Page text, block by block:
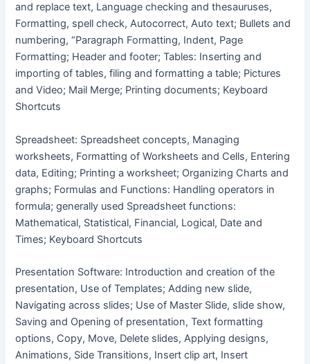
and replace text, Language checking and thesauruses,
Formatting, spell check, Autocorrect, Auto text; Bullets and
numbering, “Paragraph Formatting, Indent, Page
Formatting; Header and footer; Tables: Inserting and
importing of tables, filing and formatting a table; Pictures
and Video; Mail Merge; Printing documents; Keyboard
Shortcuts
Spreadsheet: Spreadsheet concepts, Managing
worksheets, Formatting of Worksheets and Cells, Entering
data, Editing; Printing a worksheet; Organizing Charts and
graphs; Formulas and Functions: Handling operators in
formula; generally used Spreadsheet functions:
Mathematical, Statistical, Financial, Logical, Date and
Times; Keyboard Shortcuts
Presentation Software: Introduction and creation of the
presentation, Use of Templates; Adding new slide,
Navigating across slides; Use of Master Slide, slide show,
Saving and Opening of presentation, Text formatting
options, Copy, Move, Delete slides, Applying designs,
Animations, Side Transitions, Insert clip art, Insert